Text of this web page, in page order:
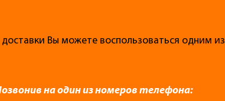
Вы можете воспользоваться одним из
на один из номеров телефона: